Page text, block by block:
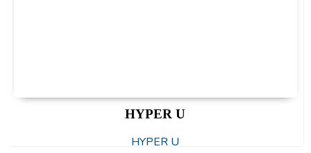
HYPER U
HYPER U